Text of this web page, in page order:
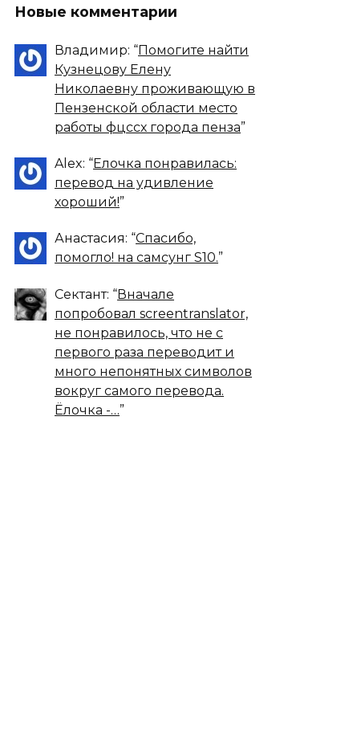
Новые комментарии
Владимир: “Помогите найти
Кузнецову Елену
Николаевну проживающую в
Пензенской области место
работы фцссх города пенза”
Alex: “Елочка понравилась:
перевод на удивление
хороший!”
Анастасия: “Спасибо,
помогло! на самсунг S10.”
Сектант: “Вначале
попробовал screentranslator,
не понравилось, что не с
первого раза переводит и
много непонятных символов
вокруг самого перевода.
Ёлочка -…”